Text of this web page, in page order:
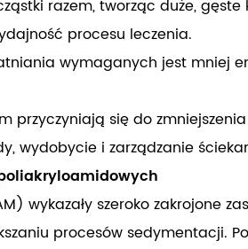
razem, tworząc duże,
procesu leczenia.
wymaganych jest mniej
przyczyniają się do
wydobycie i zarządzanie
wykazały szeroko zakrojone
procesów sedymentacji.